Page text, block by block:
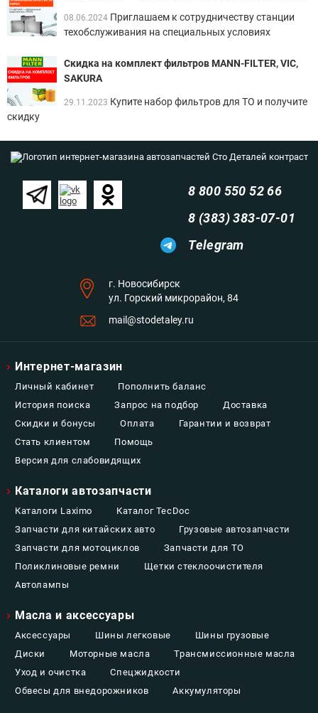
08.06.2024 Приглашаем к сотрудничеству станции
техобслуживания на специальных условиях
Скидка на комплект фильтров MANN-FILTER, VIC,
SAKURA
29.11.2023 Купите набор фильтров для ТО и получите
скидку
8 800 550 52 66
8 (383) 383-07-01
Telegram
г. Новосибирск
ул. Горский микрорайон, 84
mail@stodetaley.ru
Интернет-магазин
Личный кабинет
Пополнить баланс
История поиска
Запрос на подбор
Доставка
Скидки и бонусы
Оплата
Гарантии и возврат
Стать клиентом
Помощь
Версия для слабовидящих
Каталоги автозапчасти
Каталоги Laximo
Каталог TecDoc
Запчасти для китайских авто
Грузовые автозапчасти
Запчасти для мотоциклов
Запчасти для ТО
Поликлиновые ремни
Щетки стеклоочистителя
Автолампы
Масла и аксессуары
Аксессуары Шины легковые
Шины грузовые
Диски
Моторные масла
Трансмиссионные масла
Уход и очистка
Спецжидкости
Обвесы для внедорожников
Аккумуляторы